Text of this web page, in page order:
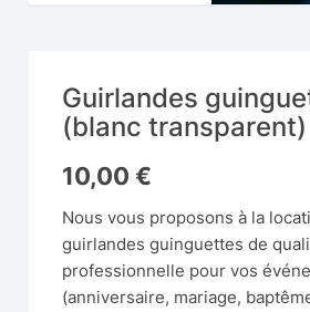
Guirlandes
(blanc transparent)
10,00 €
Nous vous proposons à la
guirlandes guinguettes de
professionnelle pour vos
(anniversaire, mariage,